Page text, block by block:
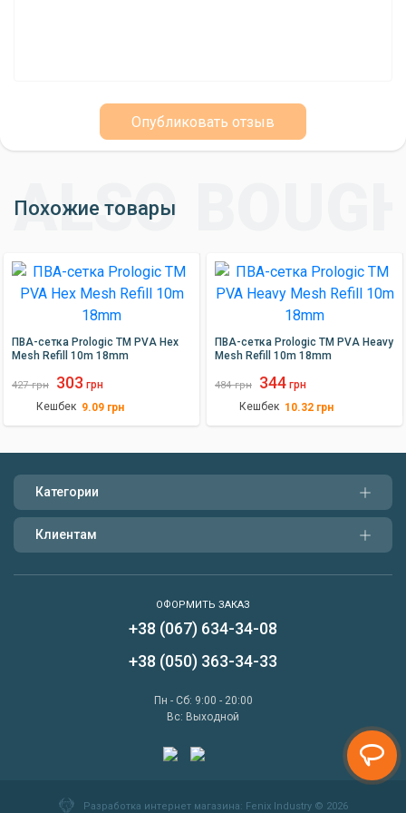
Опубликовать отзыв
Похожие товары
ПВА-сетка Prologic TM PVA Hex
Mesh Refill 10m 18mm
427 грн 303 грн
Кешбек 9.09 грн
ПВА-сетка Prologic TM PVA Heavy
Mesh Refill 10m 18mm
484 грн 344 грн
Кешбек 10.32 грн
Категории
Клиентам
ОФОРМИТЬ ЗАКАЗ
+38 (067) 634-34-08
+38 (050) 363-34-33
Пн - Сб: 9:00 - 20:00
Вс: Выходной
Разработка интернет магазина: Fenix Industry © 2026